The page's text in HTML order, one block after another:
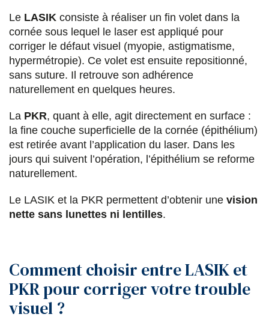
Le LASIK consiste à réaliser un fin volet dans la
cornée sous lequel le laser est appliqué pour
corriger le défaut visuel (myopie, astigmatisme,
hypermétropie). Ce volet est ensuite repositionné,
sans suture. Il retrouve son adhérence
naturellement en quelques heures.
La PKR, quant à elle, agit directement en surface :
la fine couche superficielle de la cornée (épithélium)
est retirée avant l’application du laser. Dans les
jours qui suivent l’opération, l’épithélium se reforme
naturellement.
Le LASIK et la PKR permettent d’obtenir une vision
nette sans lunettes ni lentilles.
Comment choisir entre LASIK et
PKR pour corriger votre trouble
visuel ?